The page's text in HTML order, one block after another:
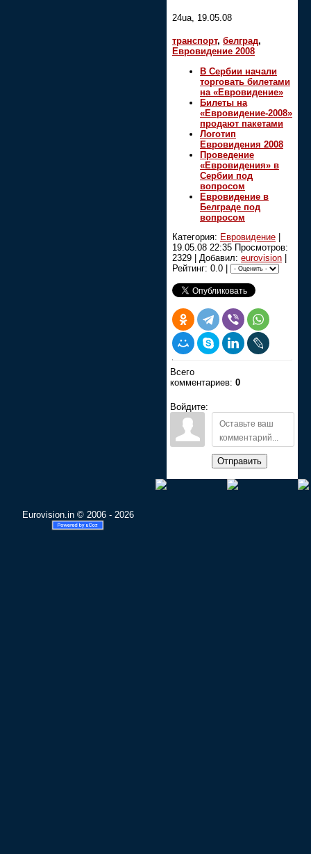
24ua, 19.05.08
транспорт, белград,
Евровидение 2008
В Сербии начали
торговать билетами
на «Евровидение»
Билеты на
«Евровидение-2008»
продают пакетами
Логотип
Евровидения 2008
Проведение
«Евровидения» в
Сербии под
вопросом
Евровидение в
Белграде под
вопросом
Категория: Евровидение
19.05.08 22:35 Просмотров:
2329 | Добавил: eurovision
Рейтинг: 0.0 |
Всего
комментариев: 0
Войдите:
Отправить
Eurovision.in © 2006 - 2026